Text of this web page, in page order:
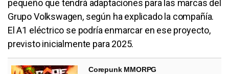
pequeño que tendrá adaptaciones para las marcas del
Grupo Volkswagen, según ha explicado la compañía.
El A1 eléctrico se podría enmarcar en ese proyecto,
previsto inicialmente para 2025.
Corepunk MMORPG